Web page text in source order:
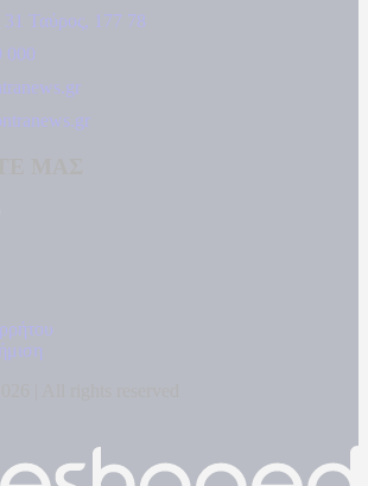
31 Ταύρος, 177 78
000